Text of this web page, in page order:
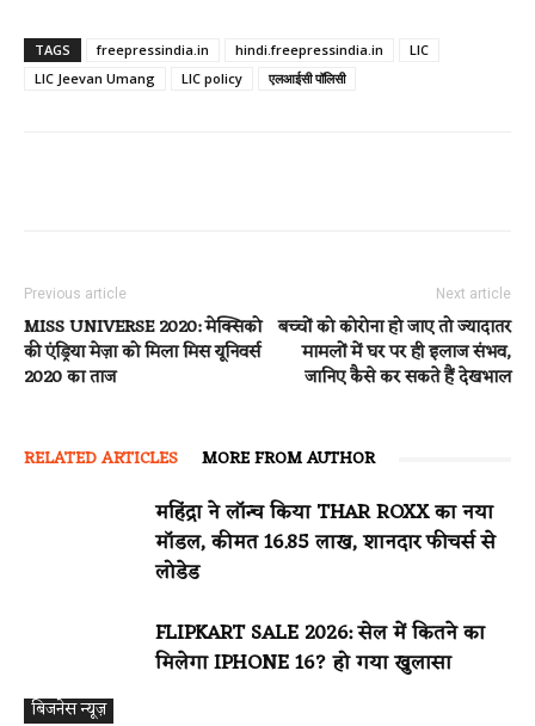
TAGS freepressindia.in hindi.freepressindia.in
LIC
LIC Jeevan Umang
LIC policy एलआईसी पॉलिसी
Previous article
MISS UNIVERSE 2020: मेक्सिको
की एंड्रिया मेज़ा को मिला मिस यूनिवर्स
2020 का ताज
Next article
बच्चों को कोरोना हो जाए तो ज्यादातर
मामलों में घर पर ही इलाज संभव,
जानिए कैसे कर सकते हैं देखभाल
RELATED ARTICLES MORE FROM AUTHOR
बिजनेस न्यूज़
महिंद्रा ने लॉन्च किया THAR ROXX का नया
मॉडल, कीमत 16.85 लाख, शानदार फीचर्स से
लोडेड
FLIPKART SALE 2026: सेल में कितने का
मिलेगा IPHONE 16? हो गया खुलासा